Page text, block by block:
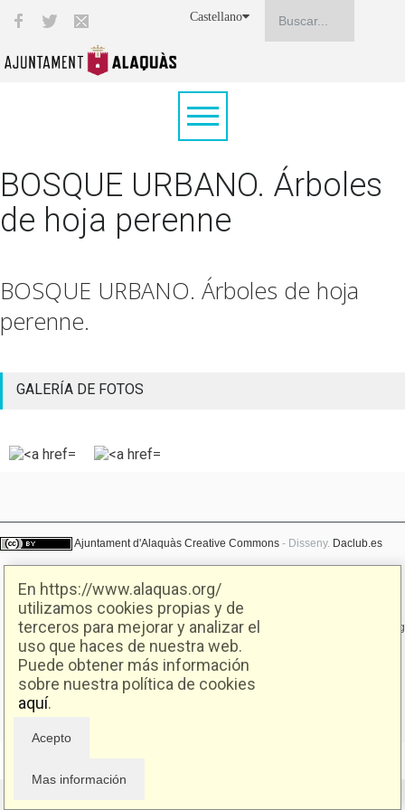
En https://www.alaquas.org/
utilizamos cookies propias y de
terceros para mejorar y analizar el
uso que haces de nuestra web.
Puede obtener más información
sobre nuestra política de cookies
aquí.
Castellano
BOSQUE URBANO. Árboles
de hoja perenne
BOSQUE URBANO. Árboles de hoja
perenne.
GALERÍA DE FOTOS
Ajuntament d'Alaquàs Creative Commons - Disseny. Daclub.es
Ajuntament d'Alaquàs.
C/. Major 88. CP: 46970 Alaquàs.dir3: L01460057
Tel.: 96 151 94 00 | FAX: 96 151 94 03 | info@alaquas.org
Delegado de protección de datos: dpd@alaquas.org
Política de cookies.Protección de datos